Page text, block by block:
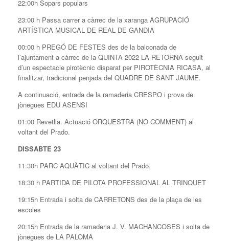
22:00h Sopars populars
23:00 h Passa carrer a càrrec de la xaranga AGRUPACIÓ
ARTÍSTICA MUSICAL DE REAL DE GANDIA
00:00 h PREGÓ DE FESTES des de la balconada de
l’ajuntament a càrrec de la QUINTÀ 2022 LA RETORNÀ seguit
d’un espectacle pirotècnic disparat per PIROTÈCNIA RICASA, al
finalitzar, tradicional penjada del QUADRE DE SANT JAUME.
A continuació, entrada de la ramaderia CRESPO i prova de
jònegues EDU ASENSI
01:00 Revetlla. Actuació ORQUESTRA (NO COMMENT) al
voltant del Prado.
DISSABTE 23
11:30h PARC AQUÀTIC al voltant del Prado.
18:30 h PARTIDA DE PILOTA PROFESSIONAL AL TRINQUET
19:15h Entrada i solta de CARRETONS des de la plaça de les
escoles
20:15h Entrada de la ramaderia J. V. MACHANCOSES i solta de
jònegues de LA PALOMA